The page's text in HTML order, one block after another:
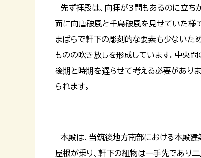
先ず拝殿は、向拝が3間もあるのに立ち
面に向唐破風と千鳥破風を見せていた様
まばらで軒下の彫刻的な要素も少ないた
ものの吹き放しを形成しています。中央
後期と時期を遅らせて考える必要があり
られます。
本殿は、当筑後地方南部における本殿
屋根が乗り、軒下の組物は一手先であり